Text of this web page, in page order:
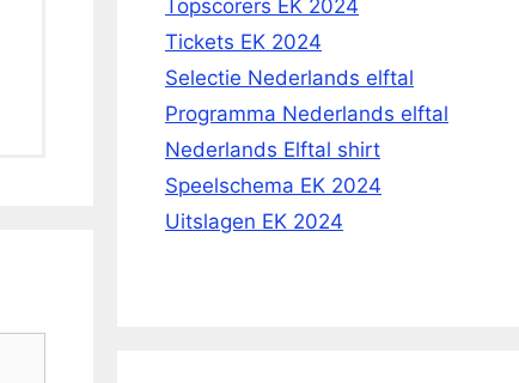
Topscorers EK 2024
Tickets EK 2024
Selectie Nederlands elftal
Programma Nederlands elftal
Nederlands Elftal shirt
Speelschema EK 2024
Uitslagen EK 2024